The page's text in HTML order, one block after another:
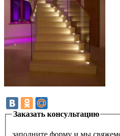
Заказать консультацию
заполните форму и мы